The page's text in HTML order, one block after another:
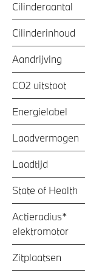
Cilinderaantal
Cilinderinhoud
Aandrijving
CO2 uitstoot
Energielabel
Laadvermogen
Laadtijd
State of Health
Actieradius*
elektromotor
Zitplaatsen